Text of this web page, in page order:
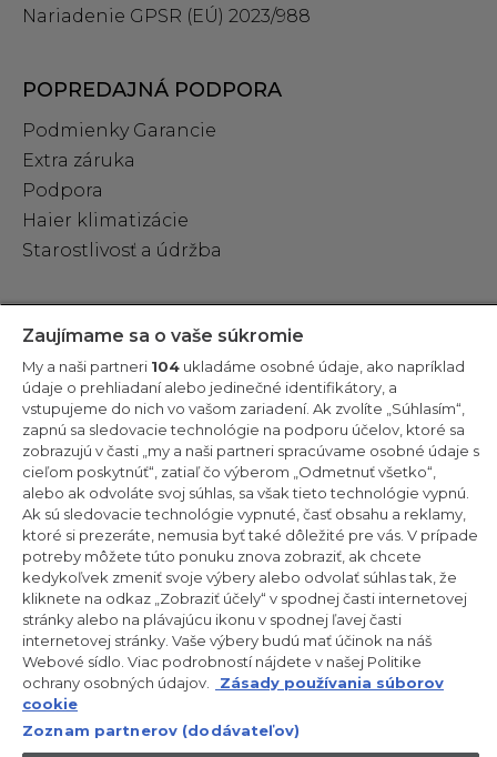
Nariadenie GPSR (EÚ) 2023/988
POPREDAJNÁ PODPORA
Podmienky Garancie
Extra záruka
Podpora
Haier klimatizácie
Starostlivosť a údržba
Zostaňte v kontakte!
Odoberajte náš newsletter
CANDY HOOVER GROUP S.r.I. – Jednoosobová spol. s r.o. –
PRÁVNE SÍDLO SPOLOČNOSTI: Via Comolli, 57 – 20861 Brugherio
(MB) – Taliansko – ADMINISTRATÍVNE SÍDLA: Via Privata Eden
Fumagalli snc – 20861 Brugherio (MB) a Via Trento č. 20/A-22 –
20871 Vimercate (MB) – Taliansko – Tel.: +39.039.2086.1 – Fax:
+39.039.2086.237 – Základné imanie 35 000 000,00 € plne
splatené – Daňové identifikačné číslo a číslo zápisu v obchodnom
registri Miláno-Monza-Brianza-Lodi 04666310158 – DIČ
00786860965 – Identifikačné číslo obchodnej jednotky: MB-
1033934 – Oprávnenie IT AEOF 211870 – Činnosť spoločnosti riadi a
koordinuje spoločnosť Candy S.p.A.
SK / Slovensko
Zaujímame sa o vaše súkromie
My a naši partneri 104 ukladáme osobné údaje, ako napríklad
údaje o prehliadaní alebo jedinečné identifikátory, a
vstupujeme do nich vo vašom zariadení. Ak zvolíte „Súhlasím“,
zapnú sa sledovacie technológie na podporu účelov, ktoré sa
zobrazujú v časti „my a naši partneri spracúvame osobné údaje s
cieľom poskytnúť“, zatiaľ čo výberom „Odmetnuť všetko“,
alebo ak odvoláte svoj súhlas, sa však tieto technológie vypnú.
Ak sú sledovacie technológie vypnuté, časť obsahu a reklamy,
ktoré si prezeráte, nemusia byť také dôležité pre vás. V prípade
potreby môžete túto ponuku znova zobraziť, ak chcete
kedykoľvek zmeniť svoje výbery alebo odvolať súhlas tak, že
kliknete na odkaz „Zobraziť účely“ v spodnej časti internetovej
stránky alebo na plávajúcu ikonu v spodnej ľavej časti
internetovej stránky. Vaše výbery budú mať účinok na náš
Webové sídlo. Viac podrobností nájdete v našej Politike
ochrany osobných údajov.
Zásady používania súborov
cookie
Zoznam partnerov (dodávateľov)